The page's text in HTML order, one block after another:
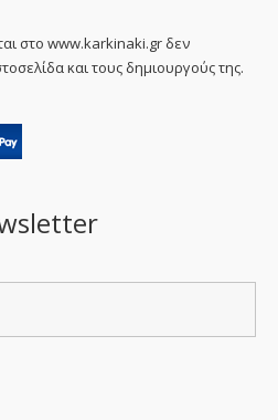
στο www.karkinaki.gr δεν
και τους δημιουργούς της.